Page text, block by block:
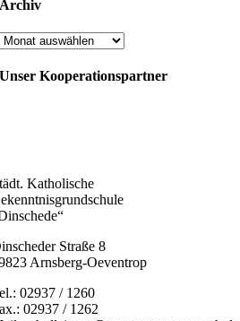
Archiv
Unser Kooperationspartner
Katholische
Straße 8
Arnsberg-Oeventrop
02937 / 1260
02937 / 1262